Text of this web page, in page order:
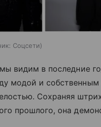
Соцсети
видим в последние
модой и собственным
Сохраняя
прошлого, она